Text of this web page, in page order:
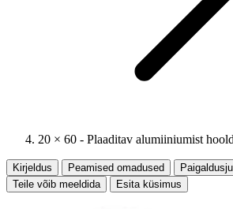
20 × 60 - Plaaditav alumiiniumist
Kirjeldus Peamised omadused
Teile võib meeldida
Esita küsimus